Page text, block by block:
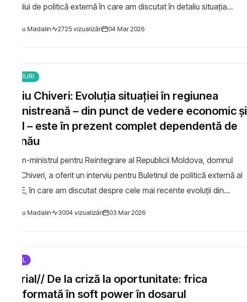
Buletinului de politică externă în care am discutat în detaliu situația
Necsutu Madalin 2725 vizualizări 04 Mar 2026
INTERVIURI
Valeriu Chiveri: Evoluția situației în regiunea
transnistreană – din punct de vedere economic și
social – este în prezent complet dependentă de
Chișinău
Viceprim-ministrul pentru Reintegrare al Republicii Moldova, domnul
Valeriu Chiveri, a oferit un interviu pentru Buletinul de politică externă al
FES/APE, în care am discutat despre cele mai recente evoluții din
Necsutu Madalin 3004 vizualizări 03 Mar 2026
SPECIAL
Editorial// De la criză la oportunitate: frica
transformată în soft power în dosarul